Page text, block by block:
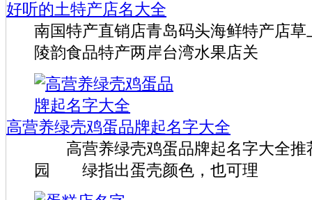
好听的土特产店名大全
南国特产直销店青岛码头海鲜特产店
陵韵食品特产两岸台湾水果店关
高营养绿壳鸡蛋品牌起名字大全
高营养绿壳鸡蛋品牌起名字大全
园 绿指出蛋壳颜色，也可理